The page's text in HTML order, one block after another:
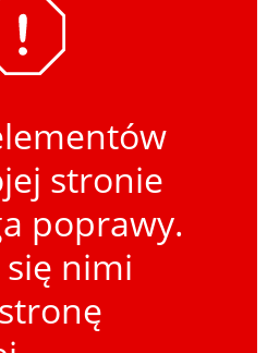
stronie
poprawy.
nimi